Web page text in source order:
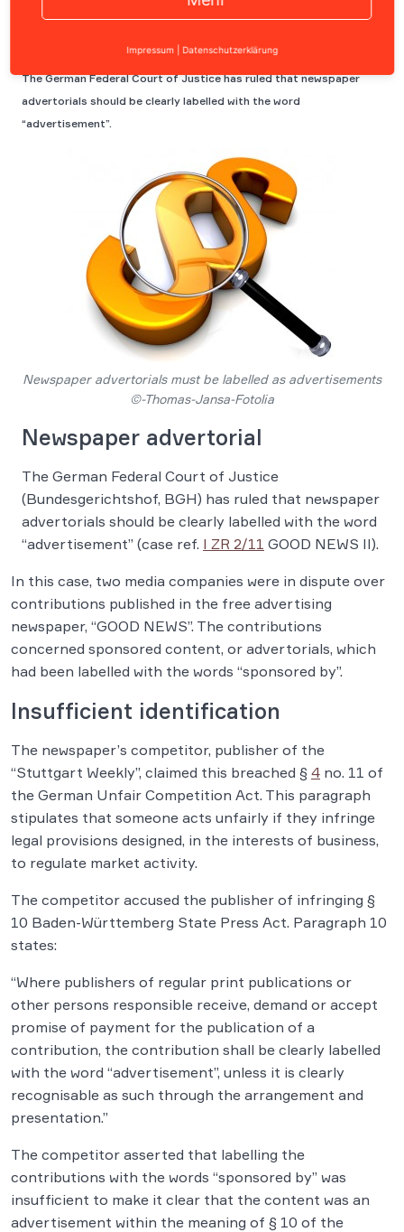
The German Federal Court of Justice has ruled that newspaper
advertorials should be clearly labelled with the word
“advertisement”.
Newspaper advertorials must be labelled as advertisements
©-Thomas-Jansa-Fotolia
Newspaper advertorial
The German Federal Court of Justice
(Bundesgerichtshof, BGH) has ruled that newspaper
advertorials should be clearly labelled with the word
“advertisement” (case ref. I ZR 2/11 GOOD NEWS II).
In this case, two media companies were in dispute over
contributions published in the free advertising
newspaper, “GOOD NEWS”. The contributions
concerned sponsored content, or advertorials, which
had been labelled with the words “sponsored by”.
Insufficient identification
The newspaper’s competitor, publisher of the
“Stuttgart Weekly”, claimed this breached § 4 no. 11 of
the German Unfair Competition Act. This paragraph
stipulates that someone acts unfairly if they infringe
legal provisions designed, in the interests of business,
to regulate market activity.
The competitor accused the publisher of infringing §
10 Baden-Württemberg State Press Act. Paragraph 10
states:
“Where publishers of regular print publications or
other persons responsible receive, demand or accept
promise of payment for the publication of a
contribution, the contribution shall be clearly labelled
with the word “advertisement”, unless it is clearly
recognisable as such through the arrangement and
presentation.”
The competitor asserted that labelling the
contributions with the words “sponsored by” was
insufficient to make it clear that the content was an
advertisement within the meaning of § 10 of the
Impressum Datenschutzerklärung